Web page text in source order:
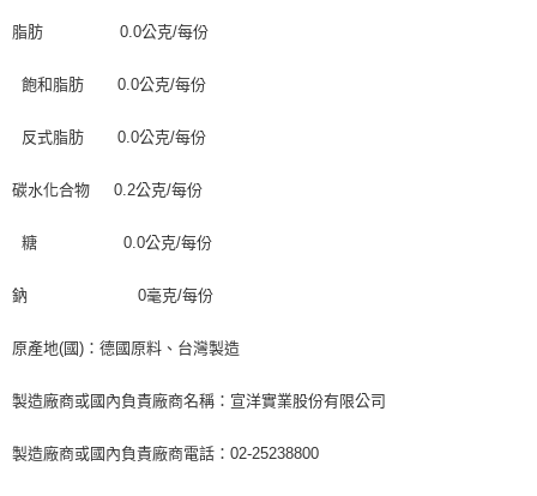
脂肪 0.0公克/每份
飽和脂肪 0.0公克/每份
反式脂肪 0.0公克/每份
碳水化合物 0.2公克/每份
糖 0.0公克/每份
鈉 0毫克/每份
原產地(國)：德國原料、台灣製造
製造廠商或國內負責廠商名稱：宣洋實業股份有限公司
製造廠商或國內負責廠商電話：02-25238800